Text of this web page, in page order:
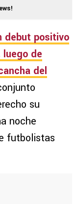
debut positivo
luego de
del
su
noche
futbolistas